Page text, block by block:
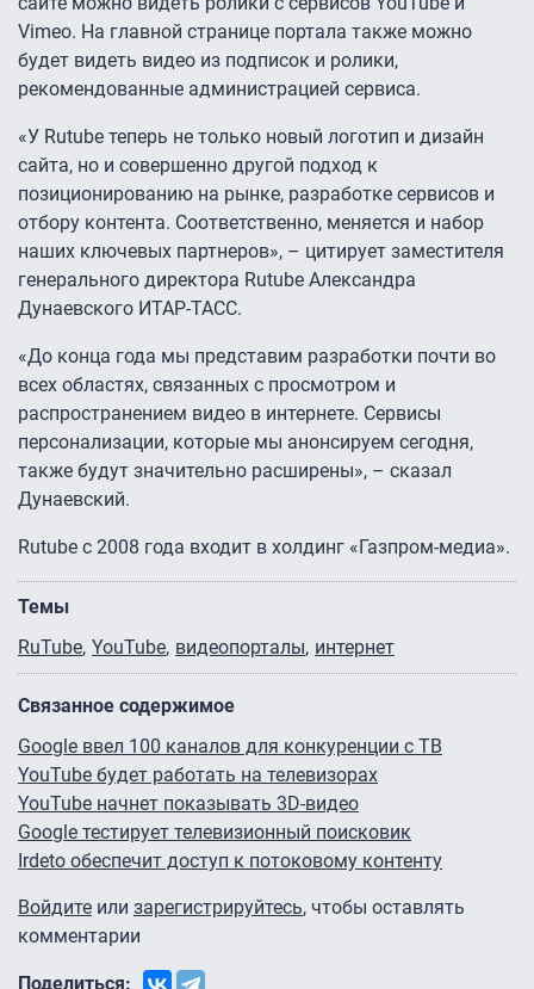
Vimeo. На главной странице портала также можно
будет видеть видео из подписок и ролики,
рекомендованные администрацией сервиса.
«У Rutube теперь не только новый логотип и дизайн
сайта, но и совершенно другой подход к
позиционированию на рынке, разработке сервисов и
отбору контента. Соответственно, меняется и набор
наших ключевых партнеров», – цитирует заместителя
генерального директора Rutube Александра
Дунаевского ИТАР-ТАСС.
«До конца года мы представим разработки почти во
всех областях, связанных с просмотром и
распространением видео в интернете. Сервисы
персонализации, которые мы анонсируем сегодня,
также будут значительно расширены», – сказал
Дунаевский.
Rutube c 2008 года входит в холдинг «Газпром-медиа».
Темы
RuTube YouTube видеопорталы интернет
Связанное содержимое
Google ввел 100 каналов для конкуренции с ТВ
YouTube будет работать на телевизорах
YouTube начнет показывать 3D-видео
Google тестирует телевизионный поисковик
Irdeto обеспечит доступ к потоковому контенту
Войдите или зарегистрируйтесь, чтобы оставлять
комментарии
Поделиться: